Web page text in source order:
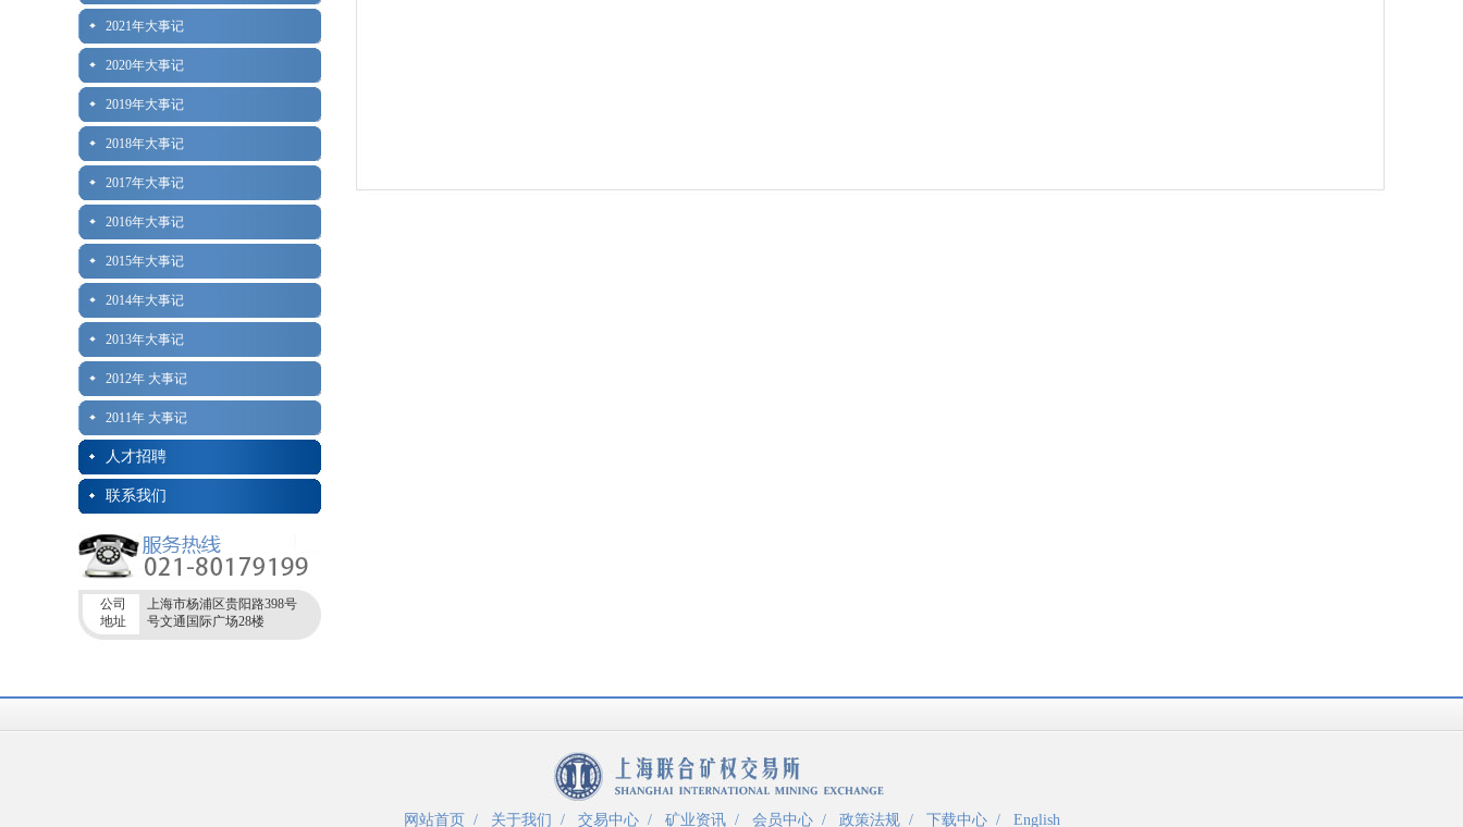
2021年大事记
2020年大事记
2019年大事记
2018年大事记
2017年大事记
2016年大事记
2015年大事记
2014年大事记
2013年大事记
2012年 大事记
2011年 大事记
人才招聘
联系我们
公司
地址
上海市杨浦区贵阳路398号
号文通国际广场28楼
网站首页 / 关于我们 / 交易中心/ 矿业资讯/ 会员中心/ 政策法规/ 下载中心/ English